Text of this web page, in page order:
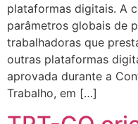
plataformas digitais. A
parâmetros globais de
trabalhadoras que
outras plataformas
aprovada durante a
Trabalho, em […]